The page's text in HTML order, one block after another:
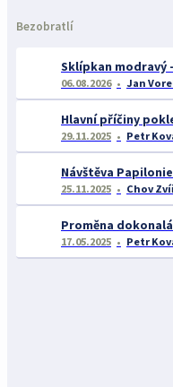
Bezobratlí
Sklípkan modravý
06.08.2026 Jan
Hlavní příčiny
29.11.2025 Petr
Návštěva
25.11.2025 Chov
Proměna
17.05.2025 Petr